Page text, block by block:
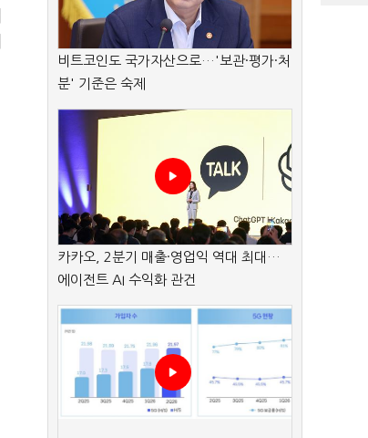
비트코인도 국가자산으로…'보관·평가·처
분' 기준은 숙제
카카오, 2분기 매출·영업익 역대 최대…
에이전트 AI 수익화 관건